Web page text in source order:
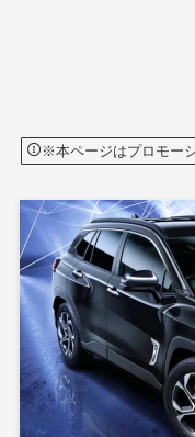
※本ページはプロモー